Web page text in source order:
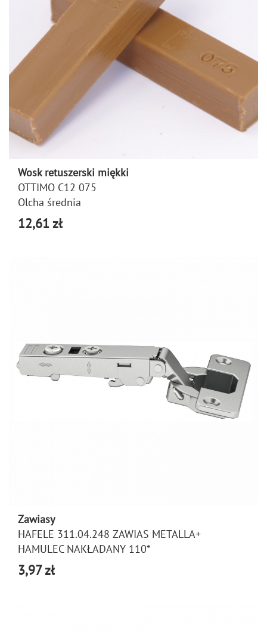
Wosk retuszerski miękki
OTTIMO C12 075
Olcha średnia
12,61 zł
Zawiasy
HAFELE 311.04.248 ZAWIAS METALLA+
HAMULEC NAKŁADANY 110*
3,97 zł